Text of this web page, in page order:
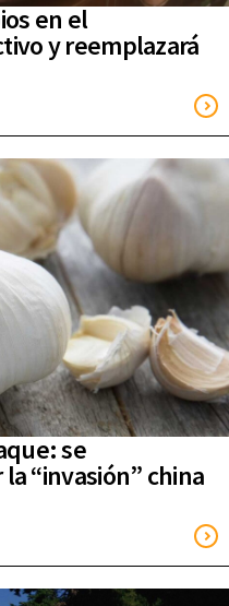
en el
y reemplazará
se
“invasión” china